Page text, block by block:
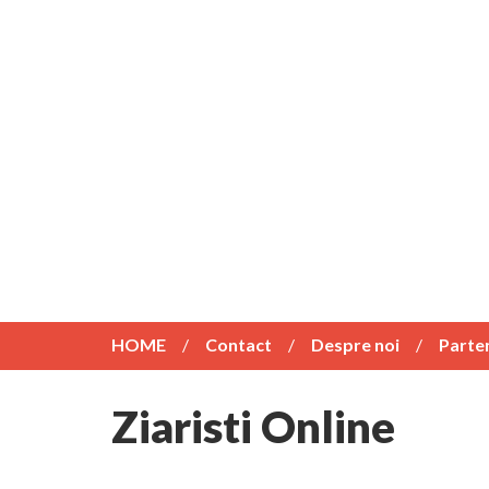
HOME Contact Despre noi
Ziaristi Online